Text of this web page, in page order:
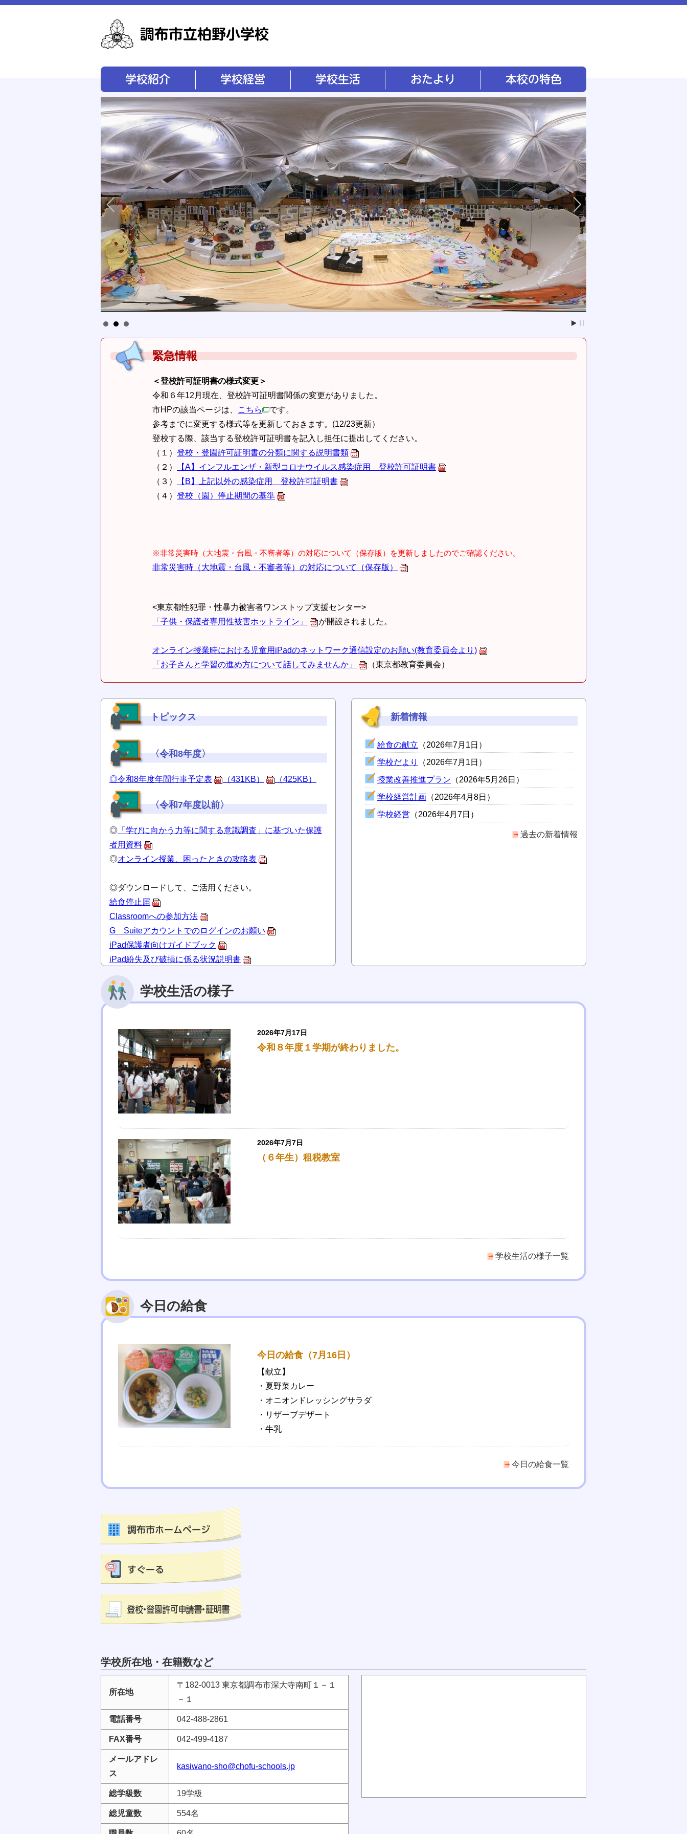
学校紹介 学校経営 学校生活 おたより 本校の特色
緊急情報
＜登校許可証明書の様式変更＞
令和６年12月現在、登校許可証明書関係の変更がありました。
市HPの該当ページは、
こちら
です。
参考までに変更する様式等を更新しておきます。(12/23更新）
登校する際、該当する登校許可証明書を記入し担任に提出してください。
（１） 登校・登園許可証明書の分類に関する説明書類
（２）
【A】インフルエンザ・新型コロナウイルス感染症用 登校許可証明書
（３）
【B】上記以外の感染症用 登校許可証明書
（４） 登校（園）停止期間の基準
※非常災害時（大地震・台風・不審者等）の対応について（保存版）を更新しましたのでご確認ください。
非常災害時（大地震・台風・不審者等）の対応について（保存版）
<東京都性犯罪・性暴力被害者ワンストップ支援センター>
「子供・保護者専用性被害ホットライン」
が開設されました。
オンライン授業時における児童用iPadのネットワーク通信設定のお願い(教育委員会より)
「お子さんと学習の進め方について話してみませんか」
（東京都教育委員会）
トピックス
〈令和8年度〉
◎令和8年度年間行事予定表 （431KB） （425KB）
〈令和7年度以前〉
◎ 「学びに向かう力等に関する意識調査」に基づいた保護
者用資料
◎オンライン授業、困ったときの攻略表
◎ダウンロードして、ご活用ください。
給食停止届
Classroomへの参加方法
G Suiteアカウントでのログインのお願い
iPad保護者向けガイドブック
iPad紛失及び破損に係る状況説明書
新着情報
給食の献立 （2026年7月1日）
学校だより
（2026年7月1日）
授業改善推進プラン （2026年5月26日）
学校経営計画 （2026年4月8日）
学校経営 （2026年4月7日）
過去の新着情報
学校生活の様子
2026年7月17日
令和８年度１学期が終わりました。
2026年7月7日
（６年生）租税教室
学校生活の様子一覧
今日の給食
今日の給食（7月16日）
【献立】
・夏野菜カレー
・オニオンドレッシングサラダ
・リザーブデザート
・牛乳
今日の給食一覧
学校所在地・在籍数など
所在地
〒182-0013 東京都調布市深大寺南町１－１
－１
電話番号 042-488‐2861
FAX番号 042‐499-4187
メールアドレ
ス
kasiwano-sho@chofu-schools.jp
総学級数 19学級
総児童数 554名